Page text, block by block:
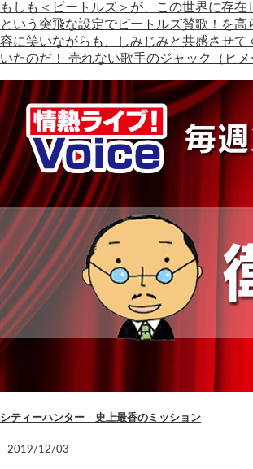
もしも＜ビートルズ＞が、この世界に存在
という突飛な設定でビートルズ賛歌！を高
容に笑いながらも、しみじみと共感させて
いたのだ！ 売れない歌手のジャック（ヒ
シティーハンター 史上最香のミッション
2019/12/03